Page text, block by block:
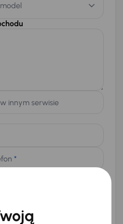
innym serwisie
*